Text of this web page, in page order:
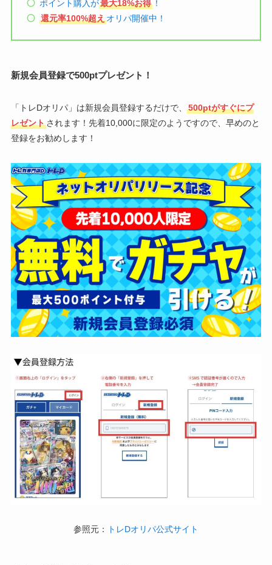
ポイント購入が最大18%お得 ！
還元率100%超えオリパ開催中！
新規会員登録で500ptプレゼント！
「トレDオリパ」は新規会員登録するだけで、
500ptがすぐにプ
レゼントされます！先着10,000に限定のようですので、早めのと
登録をお勧めします！
参照元： トレDオリパ公式サイト